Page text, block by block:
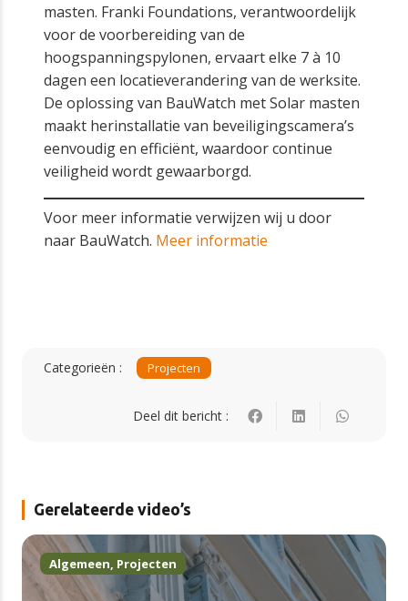
masten. Franki Foundations, verantwoordelijk
voor de voorbereiding van de
hoogspanningspylonen, ervaart elke 7 à 10
dagen een locatieverandering van de werksite.
De oplossing van BauWatch met Solar masten
maakt herinstallatie van beveiligingscamera’s
eenvoudig en efficiënt, waardoor continue
veiligheid wordt gewaarborgd.
Voor meer informatie verwijzen wij u door
naar BauWatch. Meer informatie
Categorieën : Projecten
Deel dit bericht :
Gerelateerde video’s
Algemeen, Projecten